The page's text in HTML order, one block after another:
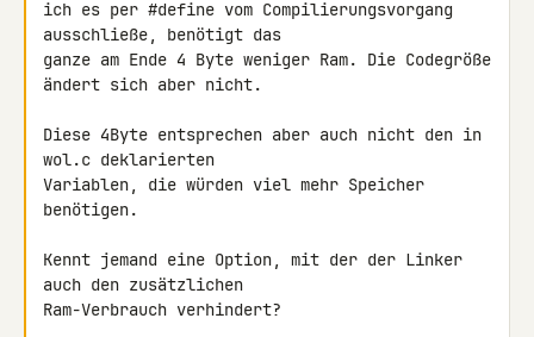
ich es per #define vom Compilierungsvorgang
ausschließe, benötigt das
ganze am Ende 4 Byte weniger Ram. Die Codegröße
ändert sich aber nicht.
Diese 4Byte entsprechen aber auch nicht den in
wol.c deklarierten
Variablen, die würden viel mehr Speicher
benötigen.
Kennt jemand eine Option, mit der der Linker
auch den zusätzlichen
Ram-Verbrauch verhindert?